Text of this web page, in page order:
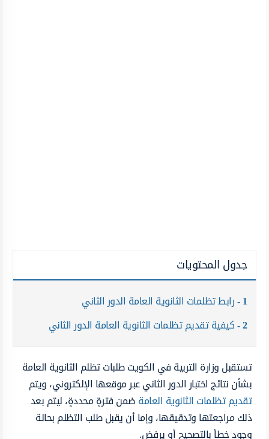
جدول المحتويات
1 رابط تظلمات الثانوية العامة الدور الثاني
2 كيفية تقديم تظلمات الثانوية العامة الدور الثاني
تستقبل وزارة التربية في الكويت طلبات تظلم الثانوية العامة
بشأن نتائج اختبار الدور الثاني عبر موقعها الإلكتروني، ويتم
تقديم تظلمات الثانوية العامةضمن فترةٍ محددةٍ، ليتم بعد
ذلك مراجعتها وتدقيقها، وإما أن يقبل طلب التظلم بحالة
وجود خطأ بالتصحيح أو يرفض.